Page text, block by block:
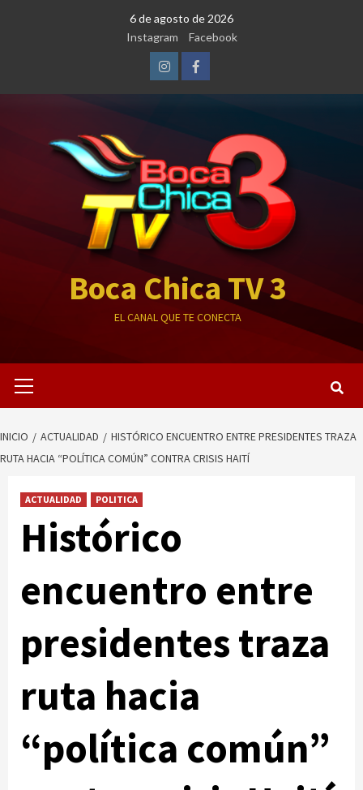
6 de agosto de 2026
Instagram
Facebook
InstagramFacebook
Boca Chica TV 3
EL CANAL QUE TE CONECTA
primario
INICIO ACTUALIDAD
HISTÓRICO ENCUENTRO ENTRE PRESIDENTES TRAZA
RUTA HACIA “POLÍTICA COMÚN” CONTRA CRISIS HAITÍ
ACTUALIDAD POLITICA
Histórico
encuentro entre
presidentes traza
ruta hacia
“política común”